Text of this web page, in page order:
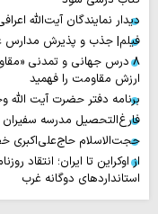
دیدار نمایندگان آیت‌الله
فیلم| جذب و پذیرش مدارس
۸ درس جهانی و تمدنی
ارزش مقاومت را فهمید
برنامه دفتر حضرت آیت الله
فارغ‌التحصیل مدرسه
حجت‌الاسلام حاج‌علی‌اکبری
از اوکراین تا ایران؛ انتقاد
استانداردهای دوگانه غرب